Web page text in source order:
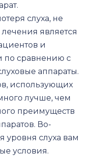
слуха, не
является
и
по сравнению с
аппараты.
использующих
лучше, чем
преимуществ
Во-
слуха вам
условия.